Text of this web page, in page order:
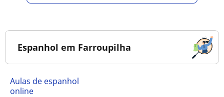
Espanhol em Farroupilha
Aulas de espanhol
online